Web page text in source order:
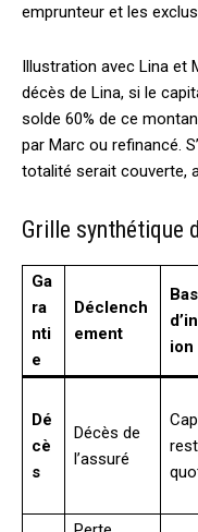
emprunteur et les
Illustration avec Lina et
décès de Lina, si le
solde 60% de ce
par Marc ou refinancé.
totalité serait couverte,
Grille synthétique
Ga
ra
nti
e
Déclench
ement
ion
Dé
cè
s
Décès de
l’assuré